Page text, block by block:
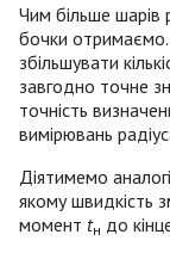
Чим більше шарів
бочки
збільшувати
завгодно точне
точність
вимірювань
Діятимемо
якому швидкість
момент tн до